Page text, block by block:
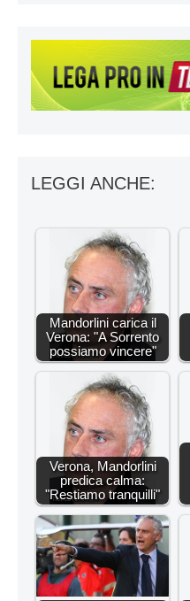
LEGGI ANCHE:
Mandorlini carica il
Verona: "A Sorrento
possiamo vincere"
Verona, Mandorlini
predica calma:
"Restiamo tranquilli"